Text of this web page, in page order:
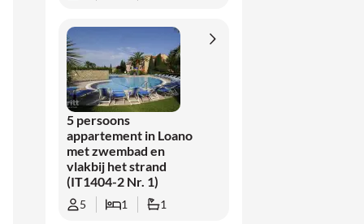
5 persoons
appartement in Loano
met zwembad en
vlakbij het strand
(IT1404-2 Nr. 1)
5 1 1